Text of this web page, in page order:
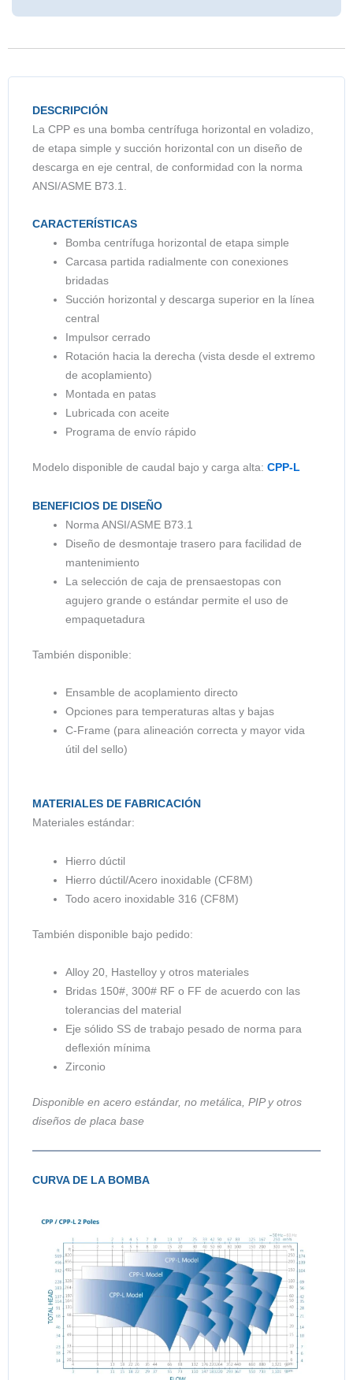
DESCRIPCIÓN
La CPP es una bomba centrífuga horizontal en voladizo,
de etapa simple y succión horizontal con un diseño de
descarga en eje central, de conformidad con la norma
ANSI/ASME B73.1.
CARACTERÍSTICAS
Bomba centrífuga horizontal de etapa simple
Carcasa partida radialmente con conexiones
bridadas
Succión horizontal y descarga superior en la línea
central
Impulsor cerrado
Rotación hacia la derecha (vista desde el extremo
de acoplamiento)
Montada en patas
Lubricada con aceite
Programa de envío rápido
Modelo disponible de caudal bajo y carga alta: CPP-L
BENEFICIOS DE DISEÑO
Norma ANSI/ASME B73.1
Diseño de desmontaje trasero para facilidad de
mantenimiento
La selección de caja de prensaestopas con
agujero grande o estándar permite el uso de
empaquetadura
También disponible:
Ensamble de acoplamiento directo
Opciones para temperaturas altas y bajas
C-Frame (para alineación correcta y mayor vida
útil del sello)
MATERIALES DE FABRICACIÓN
Materiales estándar:
Hierro dúctil
Hierro dúctil/Acero inoxidable (CF8M)
Todo acero inoxidable 316 (CF8M)
También disponible bajo pedido:
Alloy 20, Hastelloy y otros materiales
Bridas 150#, 300# RF o FF de acuerdo con las
tolerancias del material
Eje sólido SS de trabajo pesado de norma para
deflexión mínima
Zirconio
Disponible en acero estándar, no metálica, PIP y otros
diseños de placa base
CURVA DE LA BOMBA